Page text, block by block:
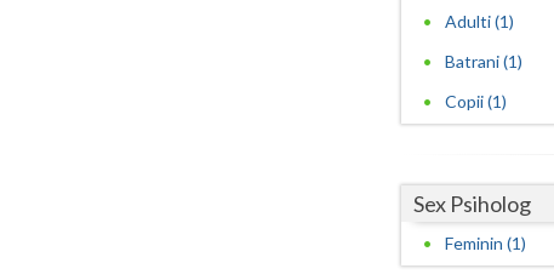
Adulti (1)
Batrani (1)
Copii (1)
Sex Psiholog
Feminin (1)